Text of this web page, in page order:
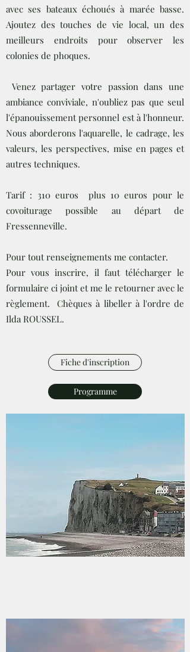
avec ses bateaux échoués à marée basse.
Ajoutez des touches de vie local, un des
meilleurs endroits pour observer les
colonies de phoques.
Venez partager votre passion dans une
ambiance conviviale, n'oubliez pas que seul
l'épanouissement personnel est à l'honneur.
Nous aborderons l'aquarelle, le cadrage, les
valeurs, les perspectives, mise en pages et
autres techniques.
Tarif : 310 euros plus 10 euros pour le
covoiturage possible au départ de
Fressenneville.
Pour tout renseignements me contacter.
Pour vous inscrire, il faut télécharger le
formulaire ci joint et me le retourner avec le
règlement. Chèques à libeller à l'ordre de
Ilda ROUSSEL.
Fiche d'inscription
Programme